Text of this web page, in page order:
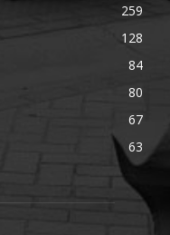
259
128
84
80
67
63